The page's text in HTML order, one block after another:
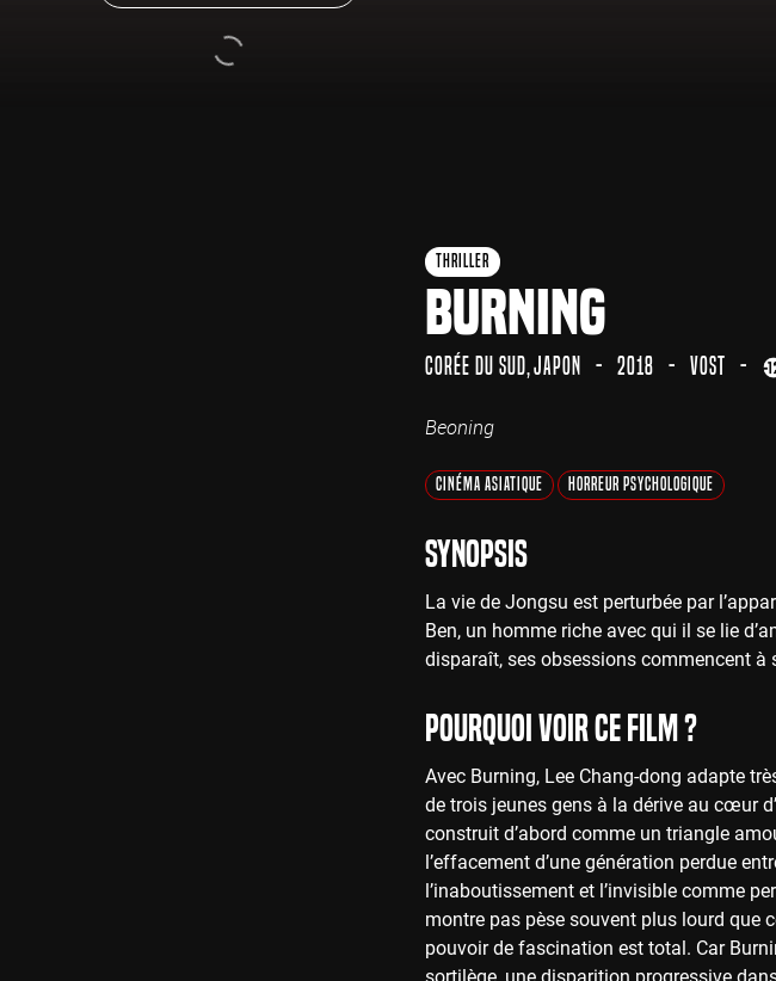
Thriller
Burning
Corée du Sud Japon 2018 VOST
Beoning
Cinéma Asiatique Horreur Psychologique
Synopsis
La vie de Jongsu est perturbée par
Ben, un homme riche avec qui il se lie
disparaît, ses obsessions commencent à
Pourquoi voir ce film ?
Avec Burning, Lee Chang-dong adapte
de trois jeunes gens à la dérive au cœur
construit d’abord comme un triangle
l’effacement d’une génération perdue
l’inaboutissement et l’invisible comme
montre pas pèse souvent plus lourd que
pouvoir de fascination est total. Car
sortilège, une disparition progressive dans